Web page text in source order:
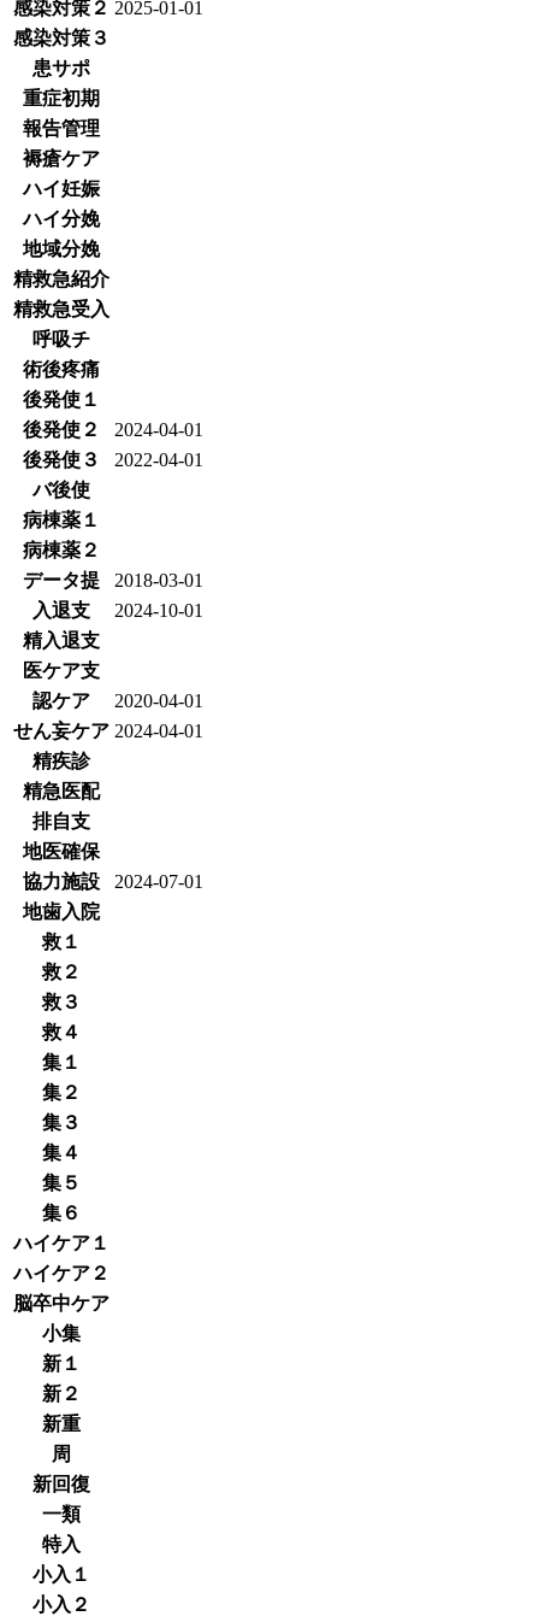
感染対策２ 2025-01-01
感染対策３
患サポ
重症初期
報告管理
褥瘡ケア
ハイ妊娠
ハイ分娩
地域分娩
精救急紹介
精救急受入
呼吸チ
術後疼痛
後発使１
後発使２
2024-04-01
後発使３
2022-04-01
バ後使
病棟薬１
病棟薬２
データ提
2018-03-01
入退支
2024-10-01
精入退支
医ケア支
認ケア
2020-04-01
せん妄ケア 2024-04-01
精疾診
精急医配
排自支
地医確保
協力施設
2024-07-01
地歯入院
救１
救２
救３
救４
集１
集２
集３
集４
集５
集６
ハイケア１
ハイケア２
脳卒中ケア
小集
新１
新２
新重
周
新回復
一類
特入
小入１
小入２